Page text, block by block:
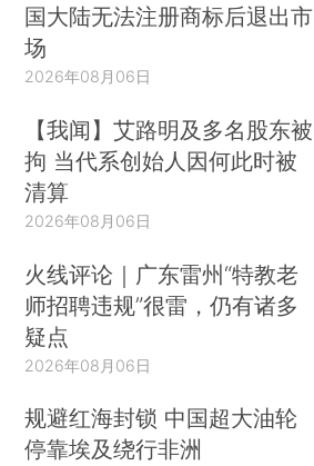
国大陆无法注册商标后退出市
场
2026年08月06日
【我闻】艾路明及多名股东被
拘 当代系创始人因何此时被
清算
2026年08月06日
火线评论｜广东雷州“特教老
师招聘违规”很雷，仍有诸多
疑点
2026年08月06日
规避红海封锁 中国超大油轮
停靠埃及绕行非洲